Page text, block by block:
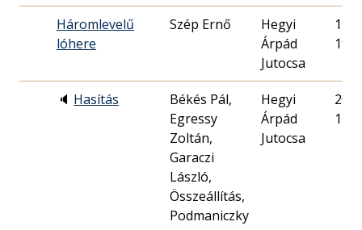
Háromlevelű
lóhere
Szép Ernő
Hegyi
Árpád
Jutocsa
19.
🔈 Hasítás
Békés Pál,
Egressy
Zoltán,
Garaczi
László,
Összeállítás,
Podmaniczky
Hegyi
Árpád
Jutocsa
14.